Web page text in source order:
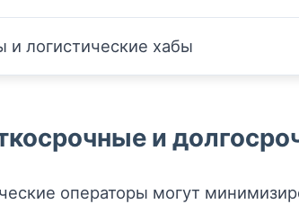
и логистические хабы
и
операторы могут